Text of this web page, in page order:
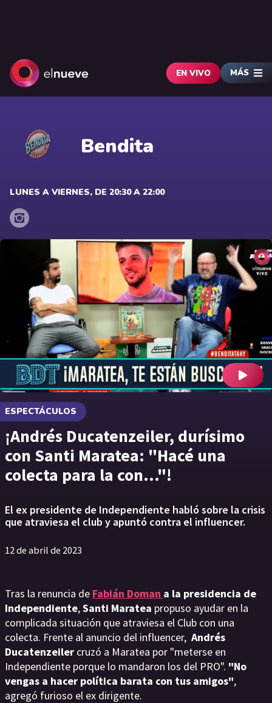
EN VIVO MÁS
Bendita
LUNES A VIERNES, DE 20:30 A 22:00
ESPECTÁCULOS
¡Andrés Ducatenzeiler, durísimo
con Santi Maratea: "Hacé una
colecta para la con..."!
El ex presidente de Independiente habló sobre la crisis
que atraviesa el club y apuntó contra el influencer.
12 de abril de 2023
Tras la renuncia de Fabián Doman a la presidencia de
Independiente,Santi Maratea propuso ayudar en la
complicada situación que atraviesa el Club con una
colecta. Frente al anuncio del influencer, Andrés
Ducatenzeiler cruzó a Maratea por "meterse en
Independiente porque lo mandaron los del PRO". "No
vengas a hacer política barata con tus amigos",
agregó furioso el ex dirigente.